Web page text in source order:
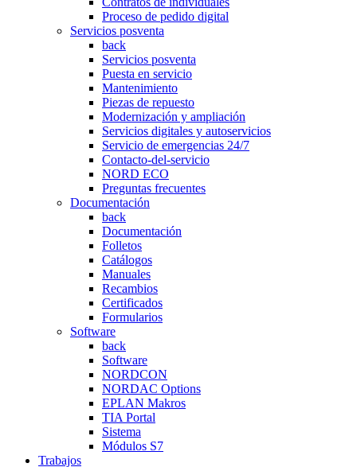
Proceso de pedido digital
Servicios posventa
back
Servicios posventa
Puesta en servicio
Mantenimiento
Piezas de repuesto
Modernización y ampliación
Servicios digitales y autoservicios
Servicio de emergencias 24/7
Contacto-del-servicio
NORD ECO
Preguntas frecuentes
Documentación
back
Documentación
Folletos
Catálogos
Manuales
Recambios
Certificados
Formularios
Software
back
Software
NORDCON
NORDAC Options
EPLAN Makros
TIA Portal
Sistema
Módulos S7
Trabajos